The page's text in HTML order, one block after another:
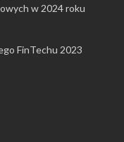
w 2024 roku
FinTechu 2023